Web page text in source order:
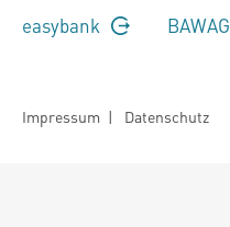
easybank BAWAG
Impressum | Datenschutz